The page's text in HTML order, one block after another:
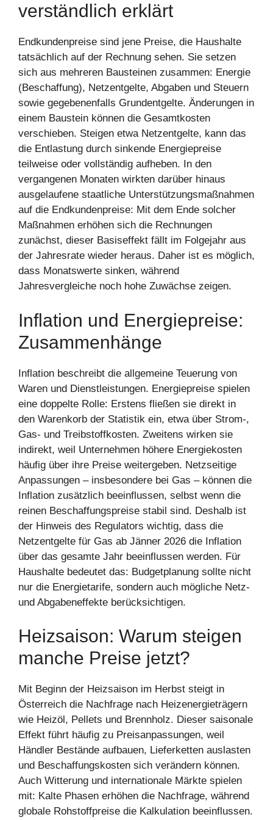
verständlich erklärt
Endkundenpreise sind jene Preise, die Haushalte
tatsächlich auf der Rechnung sehen. Sie setzen
sich aus mehreren Bausteinen zusammen: Energie
(Beschaffung), Netzentgelte, Abgaben und Steuern
sowie gegebenenfalls Grundentgelte. Änderungen in
einem Baustein können die Gesamtkosten
verschieben. Steigen etwa Netzentgelte, kann das
die Entlastung durch sinkende Energiepreise
teilweise oder vollständig aufheben. In den
vergangenen Monaten wirkten darüber hinaus
ausgelaufene staatliche Unterstützungsmaßnahmen
auf die Endkundenpreise: Mit dem Ende solcher
Maßnahmen erhöhen sich die Rechnungen
zunächst, dieser Basiseffekt fällt im Folgejahr aus
der Jahresrate wieder heraus. Daher ist es möglich,
dass Monatswerte sinken, während
Jahresvergleiche noch hohe Zuwächse zeigen.
Inflation und Energiepreise:
Zusammenhänge
Inflation beschreibt die allgemeine Teuerung von
Waren und Dienstleistungen. Energiepreise spielen
eine doppelte Rolle: Erstens fließen sie direkt in
den Warenkorb der Statistik ein, etwa über Strom-,
Gas- und Treibstoffkosten. Zweitens wirken sie
indirekt, weil Unternehmen höhere Energiekosten
häufig über ihre Preise weitergeben. Netzseitige
Anpassungen – insbesondere bei Gas – können die
Inflation zusätzlich beeinflussen, selbst wenn die
reinen Beschaffungspreise stabil sind. Deshalb ist
der Hinweis des Regulators wichtig, dass die
Netzentgelte für Gas ab Jänner 2026 die Inflation
über das gesamte Jahr beeinflussen werden. Für
Haushalte bedeutet das: Budgetplanung sollte nicht
nur die Energietarife, sondern auch mögliche Netz-
und Abgabeneffekte berücksichtigen.
Heizsaison: Warum steigen
manche Preise jetzt?
Mit Beginn der Heizsaison im Herbst steigt in
Österreich die Nachfrage nach Heizenergieträgern
wie Heizöl, Pellets und Brennholz. Dieser saisonale
Effekt führt häufig zu Preisanpassungen, weil
Händler Bestände aufbauen, Lieferketten auslasten
und Beschaffungskosten sich verändern können.
Auch Witterung und internationale Märkte spielen
mit: Kalte Phasen erhöhen die Nachfrage, während
globale Rohstoffpreise die Kalkulation beeinflussen.